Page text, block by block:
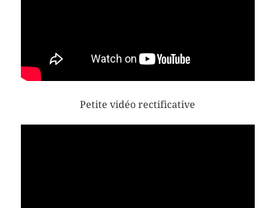
Petite vidéo rectificative